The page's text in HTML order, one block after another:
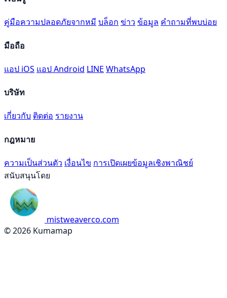
คู่มือความปลอดภัยจากหมี บล็อก ข่าว ข้อมูล คำถามที่พบบ่อย
มือถือ
แอป iOS แอป Android LINE WhatsApp
บริษัท
เกี่ยวกับ ติดต่อ รายงาน
กฎหมาย
ความเป็นส่วนตัว เงื่อนไข การเปิดเผยข้อมูลเชิงพาณิชย์
สนับสนุนโดย
mistweaverco.com
© 2026 Kumamap